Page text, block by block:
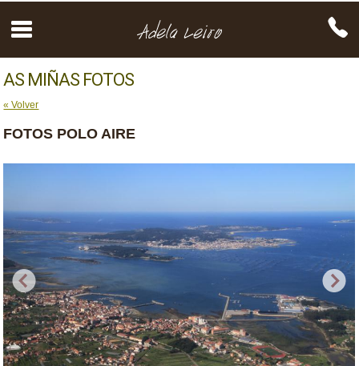
AS MIÑAS FOTOS
« Volver
FOTOS POLO AIRE